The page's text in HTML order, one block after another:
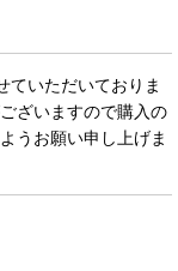
ていただいておりま
ざいますので購入の
うお願い申し上げま